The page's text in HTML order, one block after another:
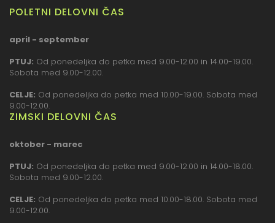
POLETNI DELOVNI ČAS
april - september
PTUJ: Od ponedeljka do petka med 9.00-12.00 in 14.00-19.00.
Sobota med 9.00-12.00.
CELJE: Od ponedeljka do petka med 10.00-19.00. Sobota med
9.00-12.00.
ZIMSKI DELOVNI ČAS
oktober - marec
PTUJ: Od ponedeljka do petka med 9.00-12.00 in 14.00-18.00.
Sobota med 9.00-12.00.
CELJE: Od ponedeljka do petka med 10.00-18.00. Sobota med
9.00-12.00.